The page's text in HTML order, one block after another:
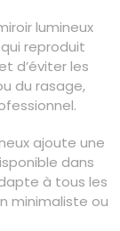
lumineux
reproduit
d’éviter les
du rasage,
ajoute une
dans
à tous les
minimaliste ou